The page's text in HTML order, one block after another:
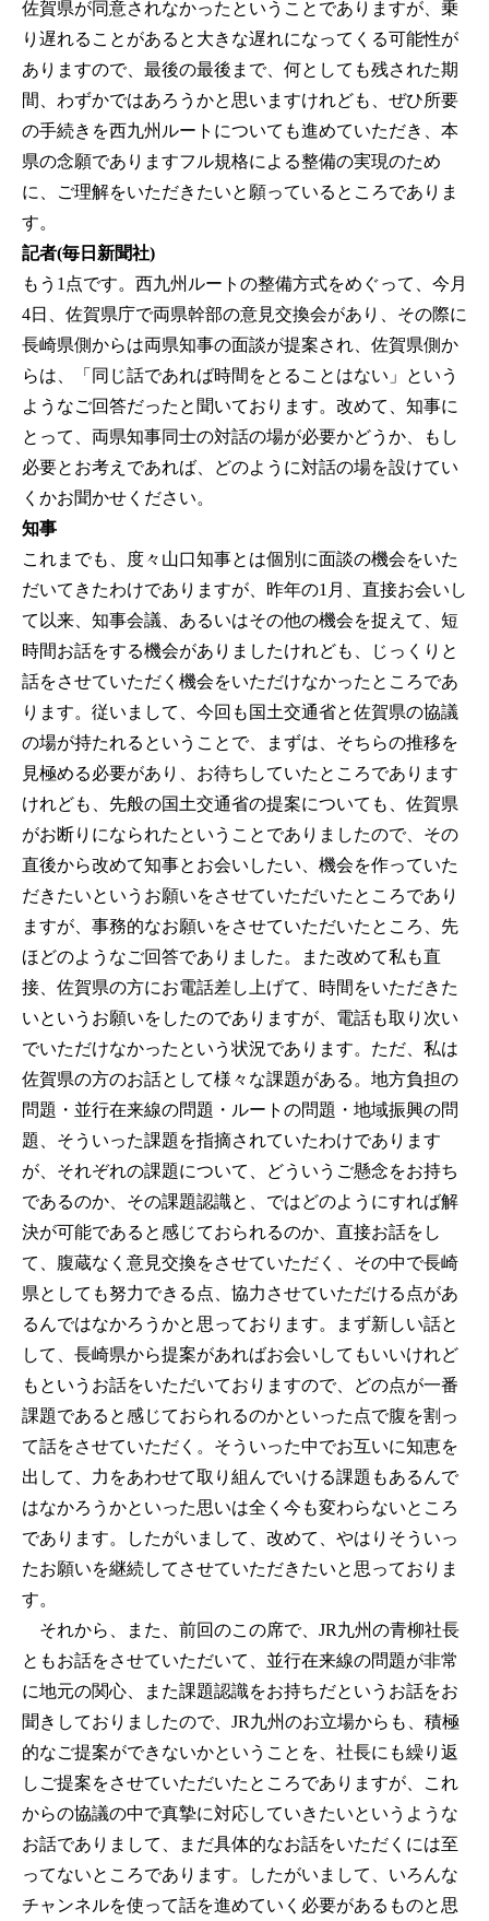
佐賀県が同意されなかったということでありますが、乗
り遅れることがあると大きな遅れになってくる可能性が
ありますので、最後の最後まで、何としても残された期
間、わずかではあろうかと思いますけれども、ぜひ所要
の手続きを西九州ルートについても進めていただき、本
県の念願でありますフル規格による整備の実現のため
に、ご理解をいただきたいと願っているところでありま
す。
記者(毎日新聞社)
もう1点です。西九州ルートの整備方式をめぐって、今月
4日、佐賀県庁で両県幹部の意見交換会があり、その際に
長崎県側からは両県知事の面談が提案され、佐賀県側か
らは、「同じ話であれば時間をとることはない」という
ようなご回答だったと聞いております。改めて、知事に
とって、両県知事同士の対話の場が必要かどうか、もし
必要とお考えであれば、どのように対話の場を設けてい
くかお聞かせください。
知事
これまでも、度々山口知事とは個別に面談の機会をいた
だいてきたわけでありますが、昨年の1月、直接お会いし
て以来、知事会議、あるいはその他の機会を捉えて、短
時間お話をする機会がありましたけれども、じっくりと
話をさせていただく機会をいただけなかったところであ
ります。従いまして、今回も国土交通省と佐賀県の協議
の場が持たれるということで、まずは、そちらの推移を
見極める必要があり、お待ちしていたところであります
けれども、先般の国土交通省の提案についても、佐賀県
がお断りになられたということでありましたので、その
直後から改めて知事とお会いしたい、機会を作っていた
だきたいというお願いをさせていただいたところであり
ますが、事務的なお願いをさせていただいたところ、先
ほどのようなご回答でありました。また改めて私も直
接、佐賀県の方にお電話差し上げて、時間をいただきた
いというお願いをしたのでありますが、電話も取り次い
でいただけなかったという状況であります。ただ、私は
佐賀県の方のお話として様々な課題がある。地方負担の
問題・並行在来線の問題・ルートの問題・地域振興の問
題、そういった課題を指摘されていたわけであります
が、それぞれの課題について、どういうご懸念をお持ち
であるのか、その課題認識と、ではどのようにすれば解
決が可能であると感じておられるのか、直接お話をし
て、腹蔵なく意見交換をさせていただく、その中で長崎
県としても努力できる点、協力させていただける点があ
るんではなかろうかと思っております。まず新しい話と
して、長崎県から提案があればお会いしてもいいけれど
もというお話をいただいておりますので、どの点が一番
課題であると感じておられるのかといった点で腹を割っ
て話をさせていただく。そういった中でお互いに知恵を
出して、力をあわせて取り組んでいける課題もあるんで
はなかろうかといった思いは全く今も変わらないところ
であります。したがいまして、改めて、やはりそういっ
たお願いを継続してさせていただきたいと思っておりま
す。
それから、また、前回のこの席で、JR九州の青柳社長
ともお話をさせていただいて、並行在来線の問題が非常
に地元の関心、また課題認識をお持ちだというお話をお
聞きしておりましたので、JR九州のお立場からも、積極
的なご提案ができないかということを、社長にも繰り返
しご提案をさせていただいたところでありますが、これ
からの協議の中で真摯に対応していきたいというような
お話でありまして、まだ具体的なお話をいただくには至
ってないところであります。したがいまして、いろんな
チャンネルを使って話を進めていく必要があるものと思